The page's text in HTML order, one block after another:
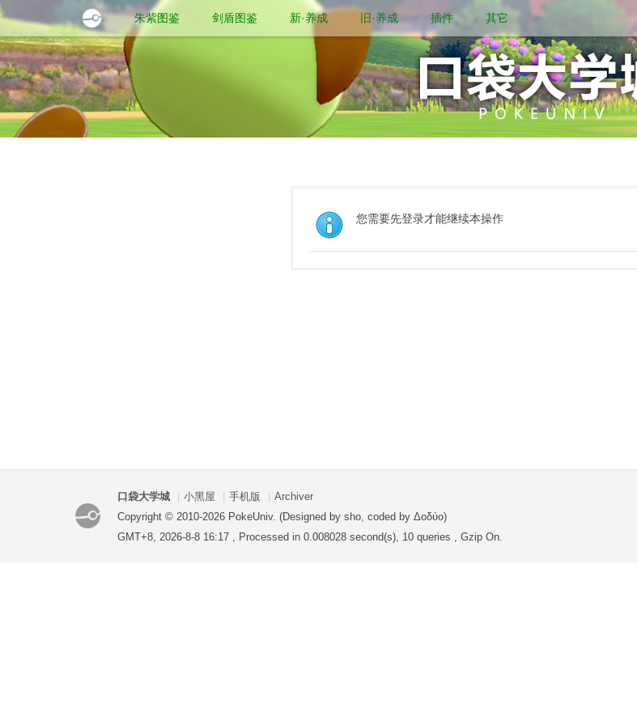
朱紫图鉴 剑盾图鉴 新·养成 旧·养成 插件 其它
您需要先登录才能继续本操作
口袋大学城 小黑屋 手机版
Archiver
Copyright © 2010-2026 PokeUniv. (Designed by sho, coded by Δοδύο)
GMT+8, 2026-8-8 16:17 , Processed in 0.008028 second(s), 10 queries , Gzip On.